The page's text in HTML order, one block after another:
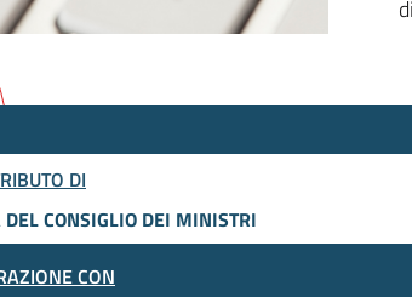
DI
CONSIGLIO DEI MINISTRI
CON